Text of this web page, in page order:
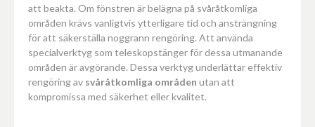
att beakta. Om fönstren är belägna på svåråtkomliga
områden krävs vanligtvis ytterligare tid och ansträngning
för att säkerställa noggrann rengöring. Att använda
specialverktyg som teleskopstänger för dessa utmanande
områden är avgörande. Dessa verktyg underlättar effektiv
rengöring av svåråtkomliga områden utan att
kompromissa med säkerhet eller kvalitet.